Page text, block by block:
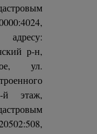
р-н,
ул.
й этаж,